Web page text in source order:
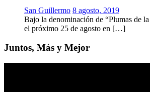
San Guillermo 8 agosto, 2019
Bajo la denominación de “Plumas de
el próximo 25 de agosto en […]
Juntos, Más y Mejor